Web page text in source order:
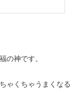
の神です。
ゃくちゃうまくなる